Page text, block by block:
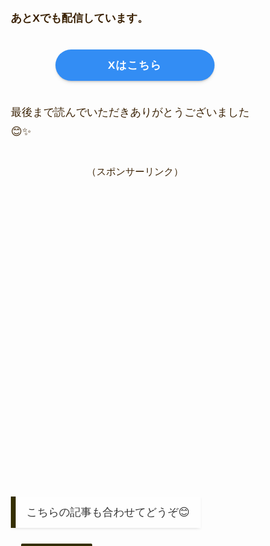
あとXでも配信しています。
Xはこちら
最後まで読んでいただきありがとうございました
😊✨
（スポンサーリンク）
こちらの記事も合わせてどうぞ😊